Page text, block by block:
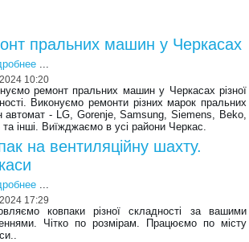
пральних машин у Черкасах
...
10:20
ремонт пральних машин у Черкасах різної
Виконуємо ремонти різних марок пральних
автомат - LG, Gorenje, Samsung, Siemens, Beko,
та інші. Виїжджаємо в усі райони Черкас.
на вентиляційну шахту.
...
17:29
ковпаки різної складності за вашими
Чітко по розмірам. Працюємо по місту